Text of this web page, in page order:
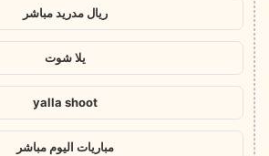
ريال مدريد مباشر
يلا شوت
yalla shoot
مباريات اليوم مباشر